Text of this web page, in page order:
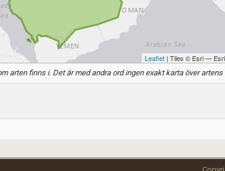
Leaflet| Tiles © Esri —
arten finns i. Det är med andra ord ingen exakt karta över artens